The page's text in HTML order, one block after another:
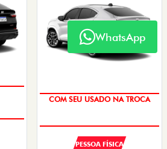
COM SEU USADO NA TROCA
PESSOA FÍSICA
WhatsApp